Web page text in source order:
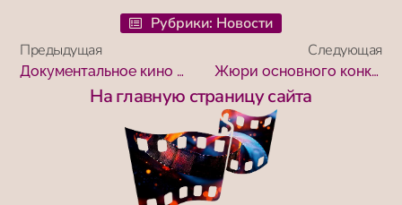
Рубрики: Новости
Предыдущая
Документальное кино не даст переписать историю
Следующая
Жюри основного конкурса кинофестиваля возглавит Владимир Хотиненко
На главную страницу сайта